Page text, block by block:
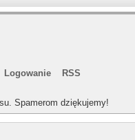
Logowanie
RSS
Spamerom dziękujemy!